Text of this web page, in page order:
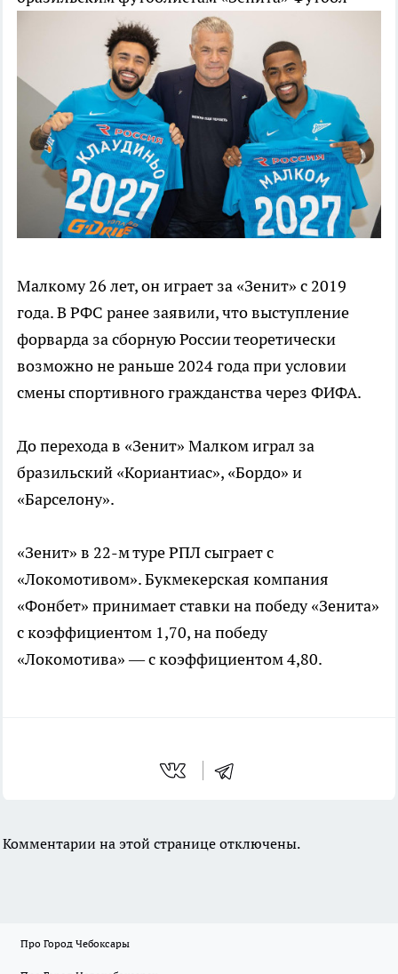
Малкому 26 лет, он играет за «Зенит» с 2019
года. В РФС ранее заявили, что выступление
форварда за сборную России теоретически
возможно не раньше 2024 года при условии
смены спортивного гражданства через ФИФА.
До перехода в «Зенит» Малком играл за
бразильский «Кориантиас», «Бордо» и
«Барселону».
«Зенит» в 22-м туре РПЛ сыграет с
«Локомотивом». Букмекерская компания
«Фонбет» принимает ставки на победу «Зенита»
с коэффициентом 1,70, на победу
«Локомотива» — с коэффициентом 4,80.
Комментарии на этой странице отключены.
Про Город Чебоксары